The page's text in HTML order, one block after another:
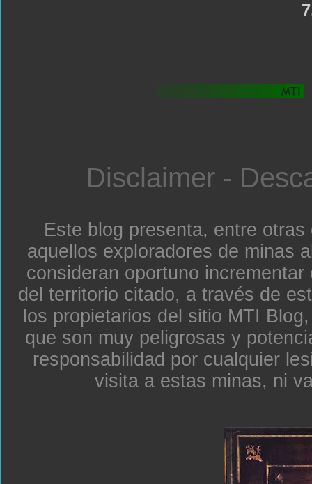
Disclaimer -
Este blog presenta, entre
aquellos exploradores de minas
consideran oportuno
del territorio citado, a través de
los propietarios del sitio MTI
que son muy peligrosas y
responsabilidad por cualquier
visita a estas minas, ni